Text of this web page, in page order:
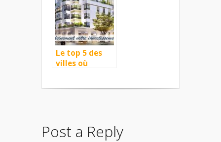
Le top 5 des
villes où
Post a Reply